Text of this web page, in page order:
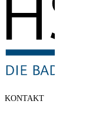
KONTAKT